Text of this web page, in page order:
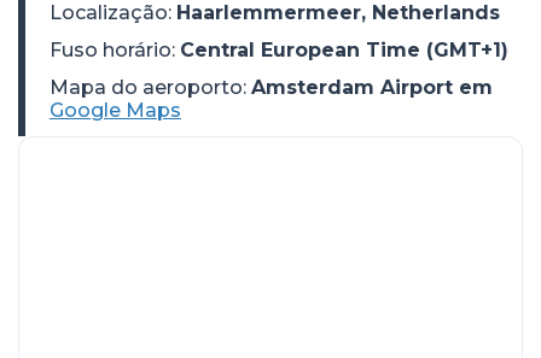
Localização: Haarlemmermeer, Netherlands
Fuso horário: Central European Time (GMT+1)
Mapa do aeroporto: Amsterdam Airport em
Google Maps